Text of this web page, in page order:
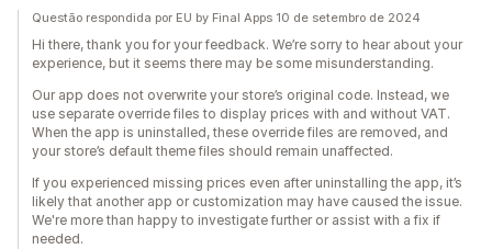
Questão respondida por EU by Final Apps 10 de setembro de 2024
Hi there, thank you for your feedback. We’re sorry to hear about your
experience, but it seems there may be some misunderstanding.
Our app does not overwrite your store’s original code. Instead, we
use separate override files to display prices with and without VAT.
When the app is uninstalled, these override files are removed, and
your store’s default theme files should remain unaffected.
If you experienced missing prices even after uninstalling the app, it’s
likely that another app or customization may have caused the issue.
We're more than happy to investigate further or assist with a fix if
needed.